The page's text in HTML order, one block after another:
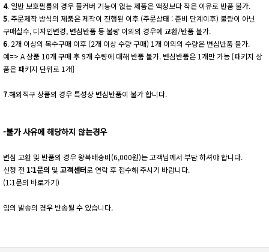
4. 일반 보호필름의 경우 풀커버 기능이 없는 제품은 액정보다 작은 이유로 반품 불가.
5. 주문제작 방식의 제품은 제작이 진행된 이후 (주문상태 : 준비 단계이후) 불량이 아닌
구매실수, 디자인변경, 변심반품 등 불량 이외의 경우에 교환/반품 불가.
6. 2개 이상의 복수구매 이후 (2개 이상 수량 구매) 1개 이외의 수량은 변심반품 불가.
예=> A 상품 10개 구매 후 9개 수량에 대해 반품 불가. 변심반품은 1개만 가능 [패키지 상
품은 패키지 단위로 1개]
7.해외직구 상품의 경우 특성상 변심반품이 불가 합니다.
-불가 사유에 해당하지 않는경우
변심 교환 및 반품의 경우 왕복배송비(6,000원)는 고객님께서 부담 하셔야 합니다.
신청 전1:1문의 및 고객센터로 연락 후 접수해 주시기 바랍니다.
(1:1문의 바로가기)
임의 발송의 경우 반송될 수 있습니다.